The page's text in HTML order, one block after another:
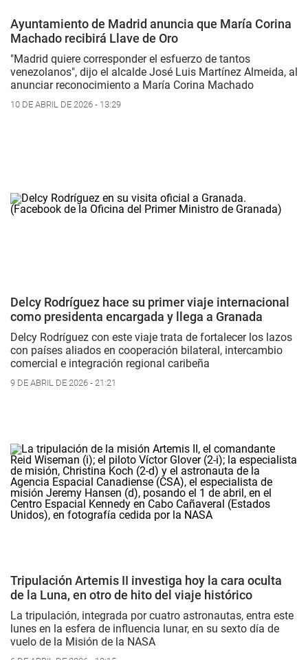
Ayuntamiento de Madrid anuncia que María Corina
Machado recibirá Llave de Oro
"Madrid quiere corresponder el esfuerzo de tantos
venezolanos", dijo el alcalde José Luis Martínez Almeida, al
anunciar reconocimiento a María Corina Machado
10 DE ABRIL DE 2026 - 13:29
Delcy Rodríguez hace su primer viaje internacional
como presidenta encargada y llega a Granada
Delcy Rodríguez con este viaje trata de fortalecer los lazos
con países aliados en cooperación bilateral, intercambio
comercial e integración regional caribeña
9 DE ABRIL DE 2026 - 21:21
Tripulación Artemis II investiga hoy la cara oculta
de la Luna, en otro de hito del viaje histórico
La tripulación, integrada por cuatro astronautas, entra este
lunes en la esfera de influencia lunar, en su sexto día de
vuelo de la Misión de la NASA